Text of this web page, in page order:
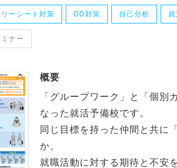
ーシート対策 GD対策 自己分析 就
ナー
概要
「グループワーク」と「個別
なった就活予備校です。
同じ目標を持った仲間と共に
か。
就職活動に対する期待と不安